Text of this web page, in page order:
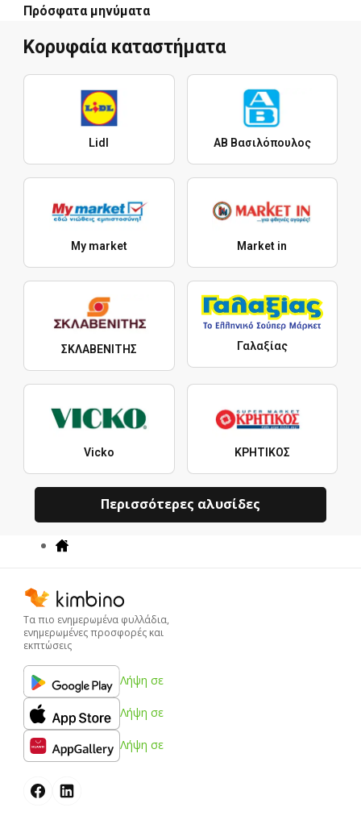
Πρόσφατα μηνύματα
Κορυφαία καταστήματα
Lidl ΑΒ Βασιλόπουλος
My market Market in
ΣΚΛΑΒΕΝΙΤΗΣ Γαλαξίας
Vicko ΚΡΗΤΙΚΟΣ
Περισσότερες αλυσίδες
Τα πιο ενημερωμένα φυλλάδια,
ενημερωμένες προσφορές και
εκπτώσεις
Λήψη σε
Λήψη σε
Λήψη σε